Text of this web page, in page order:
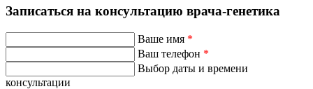
Записаться на консультацию врача-генетика
Ваше имя *
Ваш телефон *
Выбор даты и времени
консультации